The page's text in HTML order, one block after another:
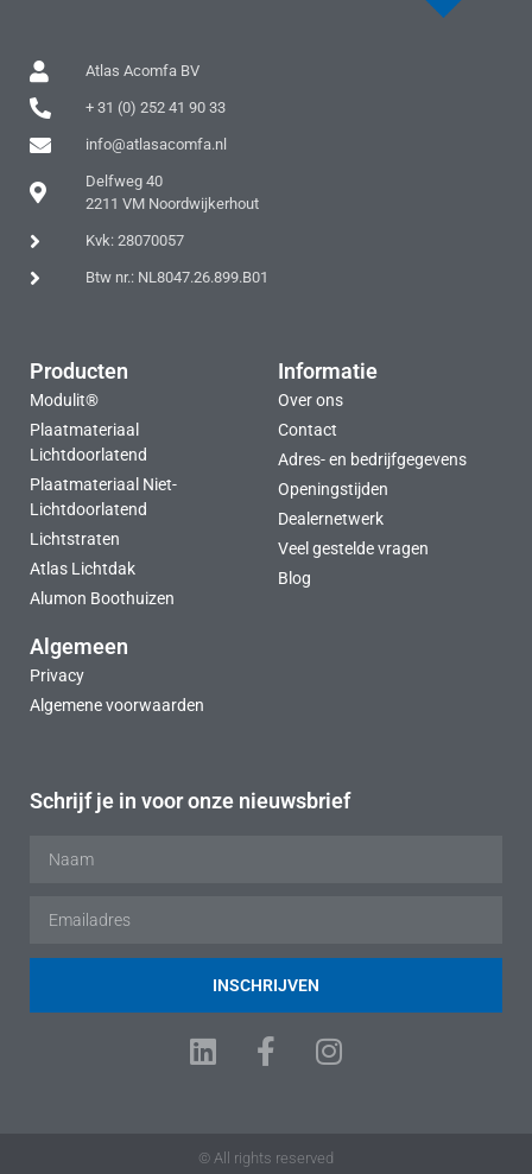
Atlas Acomfa BV
+ 31 (0) 252 41 90 33
info@atlasacomfa.nl
Delfweg 40
2211 VM Noordwijkerhout
Kvk: 28070057
Btw nr.: NL8047.26.899.B01
Producten
Modulit®
Plaatmateriaal
Lichtdoorlatend
Plaatmateriaal Niet-
Lichtdoorlatend
Lichtstraten
Atlas Lichtdak
Alumon Boothuizen
Algemeen
Privacy
Algemene voorwaarden
Informatie
Over ons
Contact
Adres- en bedrijfgegevens
Openingstijden
Dealernetwerk
Veel gestelde vragen
Blog
Schrijf je in voor onze nieuwsbrief
INSCHRIJVEN
© All rights reserved